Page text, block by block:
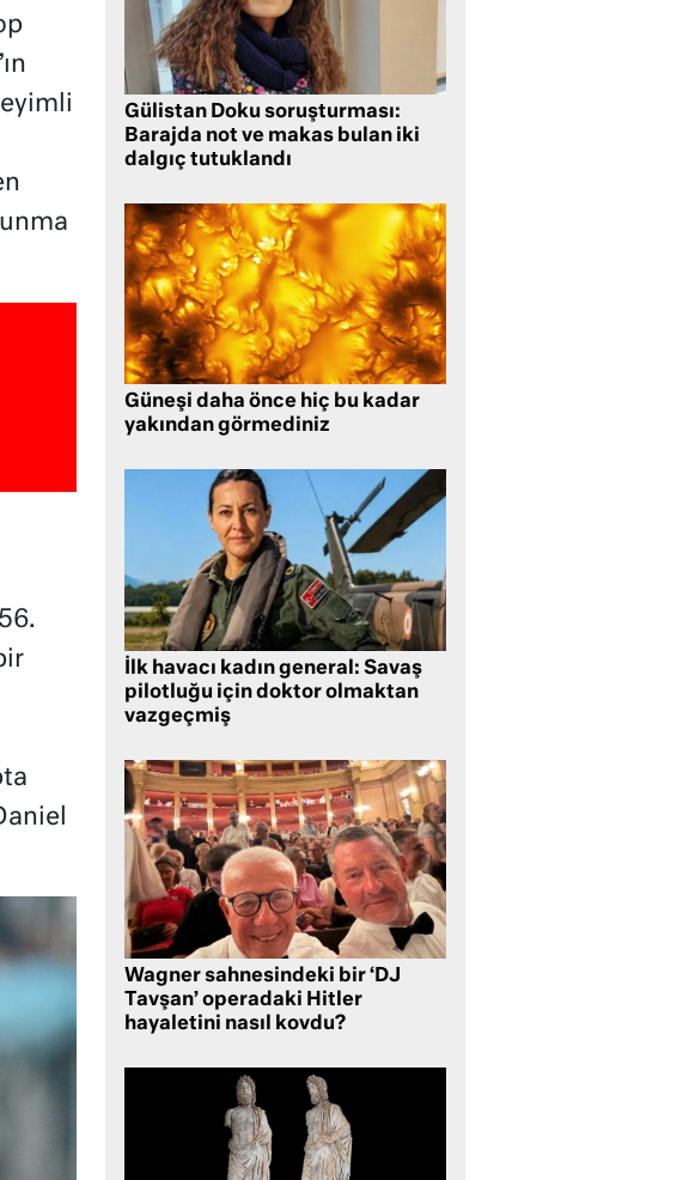
Gülistan Doku soruşturması:
Barajda not ve makas bulan iki
dalgıç tutuklandı
Güneşi daha önce hiç bu kadar
yakından görmediniz
İlk havacı kadın general: Savaş
pilotluğu için doktor olmaktan
vazgeçmiş
Wagner sahnesindeki bir ‘DJ
Tavşan’ operadaki Hitler
hayaletini nasıl kovdu?